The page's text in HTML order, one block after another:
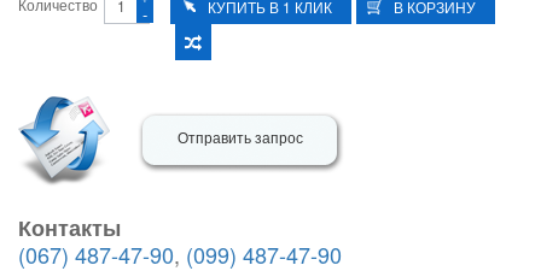
-
Отправить запрос
Контакты
(067) 487-47-90, (099) 487-47-90